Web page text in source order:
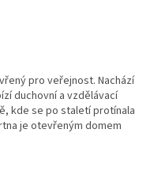
pro veřejnost. Nachází
duchovní a vzdělávací
kde se po staletí protínala
je otevřeným domem